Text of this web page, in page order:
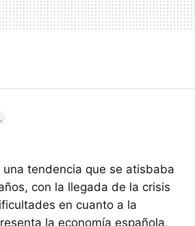
tendencia que se atisbaba
con la llegada de la crisis
en cuanto a la
la economía española,